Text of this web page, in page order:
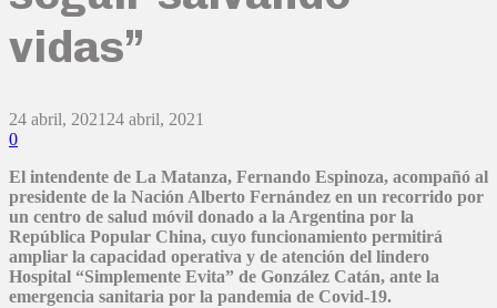
vidas”
24 abril, 2021 24 abril, 2021
0
El intendente de La Matanza, Fernando Espinoza, acompañó al
presidente de la Nación Alberto Fernández en un recorrido por
un centro de salud móvil donado a la Argentina por la
República Popular China, cuyo funcionamiento permitirá
ampliar la capacidad operativa y de atención del lindero
Hospital “Simplemente Evita” de González Catán, ante la
emergencia sanitaria por la pandemia de Covid-19.